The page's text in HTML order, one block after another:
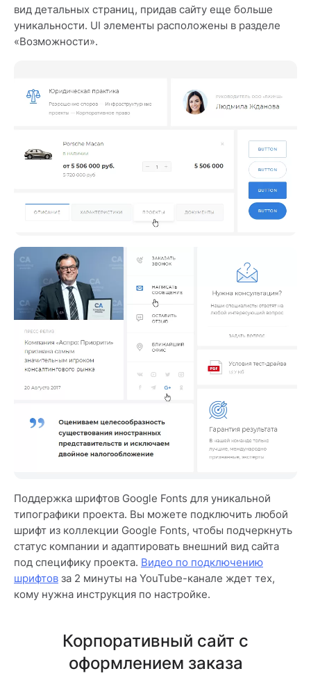
вид детальных страниц, придав сайту еще больше
уникальности. UI элементы расположены в разделе
«Возможности».
Поддержка шрифтов Google Fonts для уникальной
типографики проекта. Вы можете подключить любой
шрифт из коллекции Google Fonts, чтобы подчеркнуть
статус компании и адаптировать внешний вид сайта
под специфику проекта. Видео по подключению
шрифтов за 2 минуты на YouTube-канале ждет тех,
кому нужна инструкция по настройке.
Корпоративный сайт с
оформлением заказа